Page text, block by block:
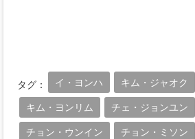
タグ： イ・ヨンハ キム・ジャオク
キム・ヨンリム チェ・ジョンユン
チョン・ウンイン チョン・ミソン